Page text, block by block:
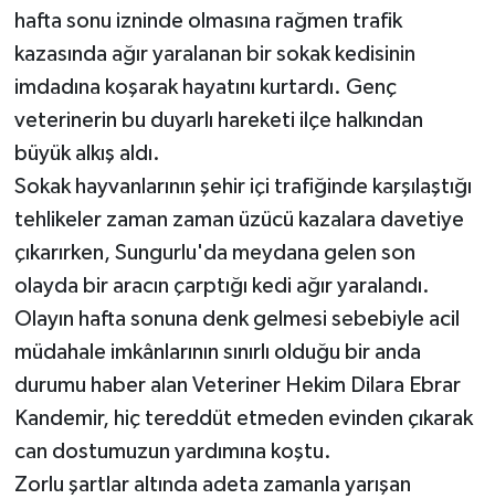
hafta sonu izninde olmasına rağmen trafik
kazasında ağır yaralanan bir sokak kedisinin
imdadına koşarak hayatını kurtardı. Genç
veterinerin bu duyarlı hareketi ilçe halkından
büyük alkış aldı.
Sokak hayvanlarının şehir içi trafiğinde karşılaştığı
tehlikeler zaman zaman üzücü kazalara davetiye
çıkarırken, Sungurlu'da meydana gelen son
olayda bir aracın çarptığı kedi ağır yaralandı.
Olayın hafta sonuna denk gelmesi sebebiyle acil
müdahale imkânlarının sınırlı olduğu bir anda
durumu haber alan Veteriner Hekim Dilara Ebrar
Kandemir, hiç tereddüt etmeden evinden çıkarak
can dostumuzun yardımına koştu.
Zorlu şartlar altında adeta zamanla yarışan
Osmancık
Sungurlu
Sağlık